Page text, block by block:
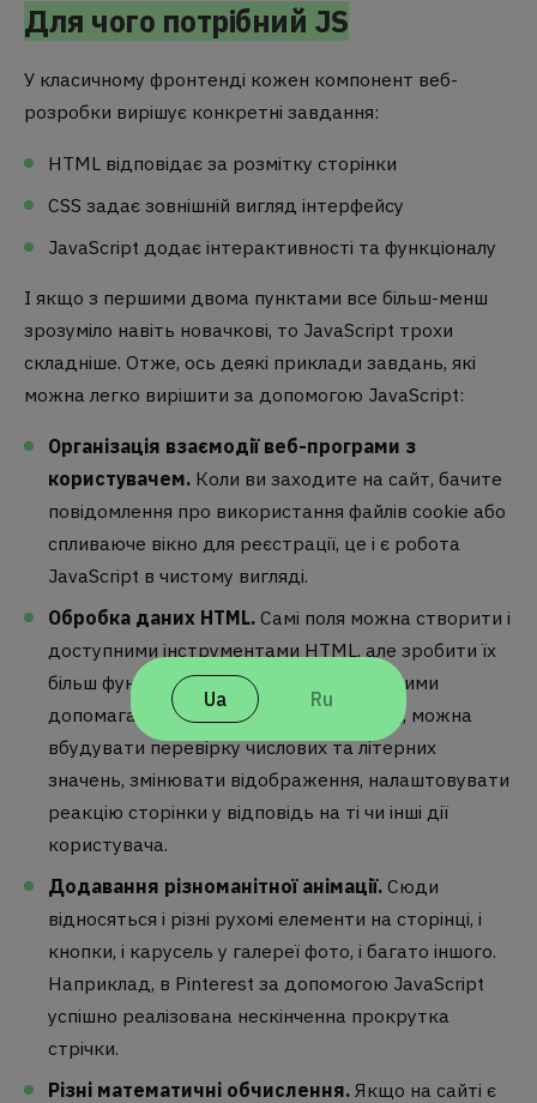
Ua Ru
Для чого потрібний JS
У класичному фронтенді кожен компонент веб-
розробки вирішує конкретні завдання:
HTML відповідає за розмітку сторінки
CSS задає зовнішній вигляд інтерфейсу
JavaScript додає інтерактивності та функціоналу
І якщо з першими двома пунктами все більш-менш
зрозуміло навіть новачкові, то JavaScript трохи
складніше. Отже, ось деякі приклади завдань, які
можна легко вирішити за допомогою JavaScript:
Організація взаємодії веб-програми з
користувачем. Коли ви заходите на сайт, бачите
повідомлення про використання файлів cookie або
спливаюче вікно для реєстрації, це і є робота
JavaScript в чистому вигляді.
Обробка даних HTML. Самі поля можна створити і
доступними інструментами HTML, але зробити їх
більш функціональними та інтерактивними
допомагає саме JavaScript. Наприклад, можна
вбудувати перевірку числових та літерних
значень, змінювати відображення, налаштовувати
реакцію сторінки у відповідь на ті чи інші дії
користувача.
Додавання різноманітної анімації. Сюди
відносяться і різні рухомі елементи на сторінці, і
кнопки, і карусель у галереї фото, і багато іншого.
Наприклад, в Pinterest за допомогою JavaScript
успішно реалізована нескінченна прокрутка
стрічки.
Різні математичні обчислення. Якщо на сайті є